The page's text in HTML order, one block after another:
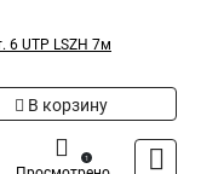
6 UTP LSZH 7м
В корзину
1